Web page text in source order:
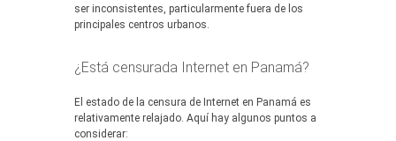
ser inconsistentes, particularmente fuera de los
principales centros urbanos.
¿Está censurada Internet en Panamá?
El estado de la censura de Internet en Panamá es
relativamente relajado. Aquí hay algunos puntos a
considerar: